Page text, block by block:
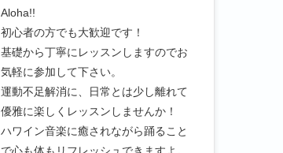
Aloha!!
初心者の方でも大歓迎です！
基礎から丁寧にレッスンしますのでお
気軽に参加して下さい。
運動不足解消に、日常とは少し離れて
優雅に楽しくレッスンしませんか！
ハワイン音楽に癒されながら踊ること
で心も体もリフレッシュできますよ。